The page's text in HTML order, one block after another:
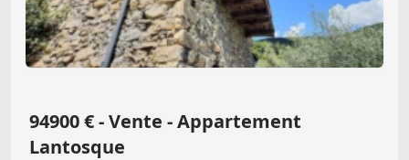
94900 € - Vente - Appartement
Lantosque